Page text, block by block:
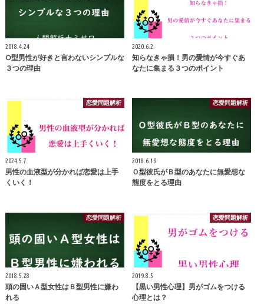
2018.4.24
O型男性が好きと言わないシンプルな
３つの理由
2020.6.2
知らなきゃ損！男の愛情が今すぐあ
なたに集まる３つのポイント
恋愛問題解析
2024.5.7
男性の血液型が分かれば恋愛は上手
くいく！
恋愛問題解析
2018.6.19
Ｏ型彼氏がＢ型のあなたに無愛想な
態度をとる理由
恋愛問題解析
2018.5.28
頭の固いＡ型女性はＢ型男性に嫌わ
れる
恋愛問題解析
2019.8.5
【黒い男性心理】男がゴムをつける
心理とは？